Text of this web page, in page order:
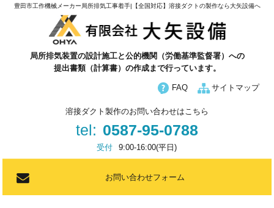
豊田市工作機械メーカー局所排気工事着手|【全国対応】溶接ダクトの製作なら大矢設備へ
局所排気装置の設計施工と公的機関（労働基準監督署）への
提出書類（計算書）の作成まで行っています。
FAQ サイトマップ
溶接ダクト製作のお問い合わせはこちら
tel: 0587-95-0788
受付 9:00-16:00(平日)
お問い合わせフォーム